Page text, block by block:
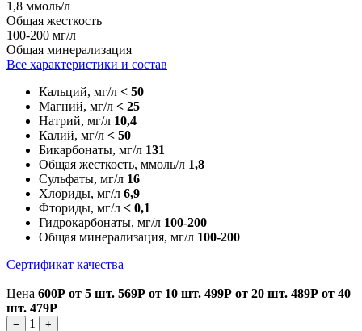
1,8 ммоль/л
Общая жесткость
100-200 мг/л
Общая минерализация
Все характеристики и состав
Кальций, мг/л < 50
Магний, мг/л < 25
Натрий, мг/л 10,4
Калий, мг/л < 50
Бикарбонаты, мг/л 131
Общая жесткость, ммоль/л 1,8
Сульфаты, мг/л 16
Хлориды, мг/л 6,9
Фториды, мг/л < 0,1
Гидрокарбонаты, мг/л 100-200
Общая минерализация, мг/л 100-200
Сертификат качества
Цена 600Р от 5 шт. 569Р от 10 шт. 499Р от 20 шт. 489Р от 40
шт. 479Р
− 1 +